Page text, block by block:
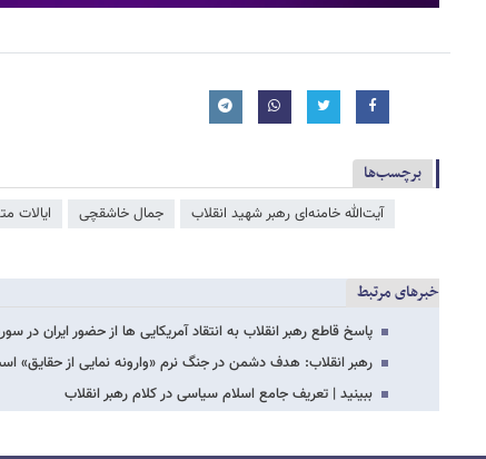
برچسب‌ها
آیت‌الله خامنه‌ای رهبر شهید انقلاب جمال خاشقچی ایالات
خبرهای مرتبط
پاسخ قاطع رهبر انقلاب به انتقاد آمریکایی ها از حضور ایران در
رهبر انقلاب: هدف دشمن در جنگ نرم «وارونه نمایی از حقایق»
ببینید | تعریف جامع اسلام سیاسی در کلام رهبر انقلاب